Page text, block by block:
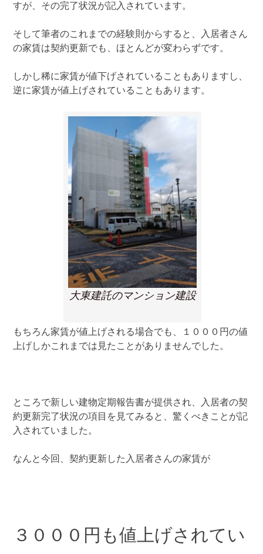
すが、その完了状況が記入されています。
そして筆者のこれまでの経験則からすると、入居者さん
の家賃は契約更新でも、ほとんどが変わらずです。
しかし稀に家賃が値下げされていることもありますし、
逆に家賃が値上げされていることもあります。
大東建託のマンション建設
もちろん家賃が値上げされる場合でも、１０００円の値
上げしかこれまでは見たことがありませんでした。
ところで新しい建物定期報告書が提供され、入居者の契
約更新完了状況の項目を見てみると、驚くべきことが記
入されていました。
なんと今回、契約更新した入居者さんの家賃が
３０００円も値上げされてい